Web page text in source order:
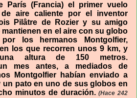
París (Francia) el primer vuelo
aire caliente por el inventor
Pilâtre de Rozier y su amigo
mantienen en el aire con su globo
los hermanos Montgolfier,
los que recorren unos 9 km, y
altura de 150 metros.
mes antes, a mediados de
Montgolfier habían enviado a
un pato en uno de sus globos en
minutos de duración.(Hace 242